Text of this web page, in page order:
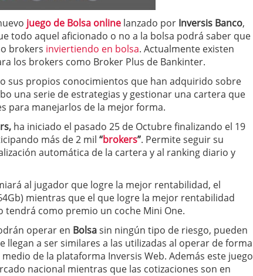
noviembre de 2025
un software punto de venta? 3 de octubre de 2025
juego de Bolsa online lanzado por Inversis Banco,
todo aquel aficionado o no a la bolsa podrá saber que
brokers inviertiendo en bolsa. Actualmente existen
los brokers como Broker Plus de Bankinter.
sus propios conocimientos que han adquirido sobre
una serie de estrategias y gestionar una cartera que
para manejarlos de la mejor forma.
ha iniciado el pasado 25 de Octubre finalizando el 19
más de 2 mil “brokers”. Permite seguir su
automática de la cartera y al ranking diario y
al jugador que logre la mejor rentabilidad, el
mientras que el que logre la mejor rentabilidad
tendrá como premio un coche Mini One.
operar en Bolsasin ningún tipo de riesgo, pueden
llegan a ser similares a las utilizadas al operar de forma
de la plataforma Inversis Web. Además este juego
nacional mientras que las cotizaciones son en